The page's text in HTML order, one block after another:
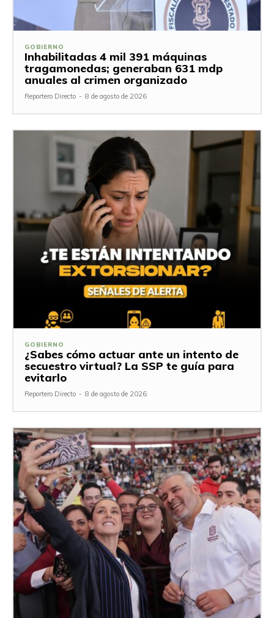
GOBIERNO
Inhabilitadas 4 mil 391 máquinas
tragamonedas; generaban 631 mdp
anuales al crimen organizado
Reportero Directo - 8 de agosto de 2026
GOBIERNO
¿Sabes cómo actuar ante un intento de
secuestro virtual? La SSP te guía para
evitarlo
Reportero Directo - 8 de agosto de 2026